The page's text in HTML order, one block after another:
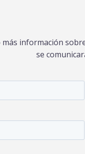
información
se